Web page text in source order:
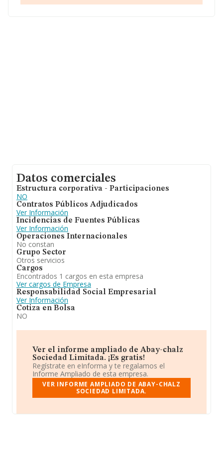
ventas. En relación con la información de la provincia de
Datos comerciales
Estructura corporativa - Participaciones
NO
Contratos Públicos Adjudicados
Ver Información
Incidencias de Fuentes Públicas
Ver Información
Operaciones Internacionales
No constan
Grupo Sector
Otros servicios
Cargos
Encontrados 1 cargos en esta empresa
Ver cargos de Empresa
Responsabilidad Social Empresarial
Ver Información
Cotiza en Bolsa
NO
Ver el informe ampliado de Abay-chalz
Sociedad Limitada. ¡Es gratis!
Regístrate en eInforma y te regalamos el
Informe Ampliado de esta empresa.
VER INFORME AMPLIADO DE ABAY-CHALZ
SOCIEDAD LIMITADA.